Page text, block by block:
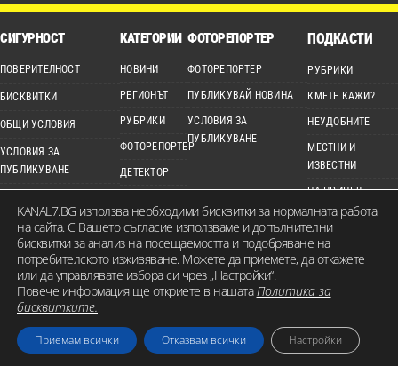
СИГУРНОСТ
ПОВЕРИТЕЛНОСТ
БИСКВИТКИ
ОБЩИ УСЛОВИЯ
УСЛОВИЯ ЗА
ПУБЛИКУВАНЕ
КАРТА НА САЙТА
КАТЕГОРИИ
НОВИНИ
РЕГИОНЪТ
РУБРИКИ
ФОТОРЕПОРТЕР
ДЕТЕКТОР
ФОТОРЕПОРТЕР
ФОТОРЕПОРТЕР
ПУБЛИКУВАЙ НОВИНА
УСЛОВИЯ ЗА
ПУБЛИКУВАНЕ
ПОДКАСТИ
РУБРИКИ
КМЕТЕ КАЖИ?
НЕУДОБНИТЕ
МЕСТНИ И
ИЗВЕСТНИ
НА ПРИЦЕЛ
© 2026 KANAL7.BG – МЕСТЕН ГЛАС. Всички права запазени. Съдържанието на
използвано без изрично разрешение.
KANAL7.BG използва необходими бисквитки за нормалната работа
на сайта. С Вашето съгласие използваме и допълнителни
бисквитки за анализ на посещаемостта и подобряване на
потребителското изживяване. Можете да приемете, да откажете
или да управлявате избора си чрез „Настройки“.
Повече информация ще откриете в нашатаПолитика за
бисквитките.
Приемам всички Отказвам всички Настройки